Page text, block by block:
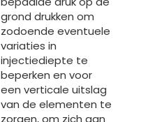
grond drukken om
zodoende eventuele
variaties in
injectiediepte te
beperken en voor
een verticale uitslag
van de elementen te
zorgen, om zich aan